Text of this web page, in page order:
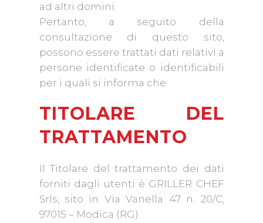
ad altri domini.
Pertanto, a seguito della
consultazione di questo sito,
possono essere trattati dati relativi a
persone identificate o identificabili
per i quali si informa che:
TITOLARE DEL
TRATTAMENTO
Il Titolare del trattamento dei dati
forniti dagli utenti è GRILLER CHEF
Srls, sito in Via Vanella 47 n. 20/C,
97015 – Modica (RG).